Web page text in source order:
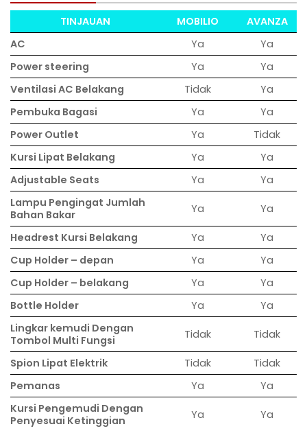
TINJAUAN MOBILIO
AVANZA
AC
Ya
Ya
Power steering
Ya
Ya
Ventilasi AC Belakang
Tidak
Ya
Pembuka Bagasi
Ya
Ya
Power Outlet
Ya
Tidak
Kursi Lipat Belakang
Ya
Ya
Adjustable Seats
Ya
Ya
Lampu Pengingat Jumlah
Bahan Bakar
Ya Ya
Headrest Kursi Belakang Ya
Ya
Cup Holder – depan
Ya
Ya
Cup Holder – belakang
Ya
Ya
Bottle Holder
Ya
Ya
Lingkar kemudi Dengan
Tombol Multi Fungsi
Tidak Tidak
Spion Lipat Elektrik Tidak
Tidak
Pemanas
Ya
Ya
Kursi Pengemudi Dengan
Penyesuai Ketinggian
Ya Ya